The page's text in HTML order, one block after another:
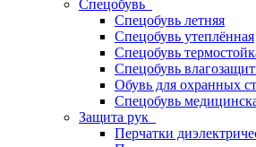
Спецобувь
Спецобувь летняя
Спецобувь утеплённая
Спецобувь
Спецобувь
Обувь для охранных
Спецобувь
Защита рук
Перчатки